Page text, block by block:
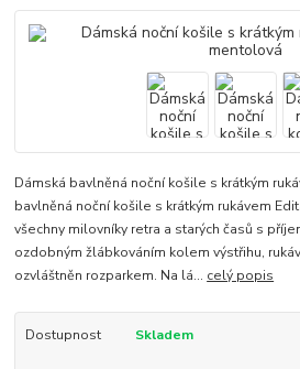
Dámská bavlněná noční košile s krátkým
bavlněná noční košile s krátkým rukávem
všechny milovníky retra a starých časů s
ozdobným žlábkováním kolem výstřihu,
ozvláštněn rozparkem. Na lá... celý popis
Dostupnost Skladem